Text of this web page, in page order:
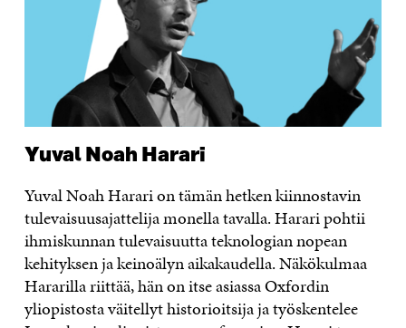
Yuval Noah Harari
Yuval Noah Harari on tämän hetken kiinnostavin
tulevaisuusajattelija monella tavalla. Harari pohtii
ihmiskunnan tulevaisuutta teknologian nopean
kehityksen ja keinoälyn aikakaudella. Näkökulmaa
Hararilla riittää, hän on itse asiassa Oxfordin
yliopistosta väitellyt historioitsija ja työskentelee